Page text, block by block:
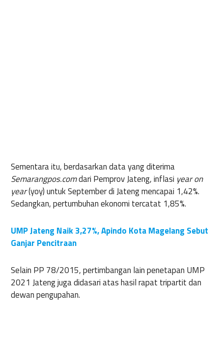
Sementara itu, berdasarkan data yang diterima
Semarangpos.comdari Pemprov Jateng, inflasi year on
year(yoy) untuk September di Jateng mencapai 1,42%.
Sedangkan, pertumbuhan ekonomi tercatat 1,85%.
UMP Jateng Naik 3,27%, Apindo Kota Magelang Sebut
Ganjar Pencitraan
Selain PP 78/2015, pertimbangan lain penetapan UMP
2021 Jateng juga didasari atas hasil rapat tripartit dan
dewan pengupahan.